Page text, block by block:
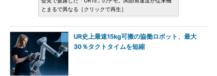
とまるで異なる［クリックで再生］
UR史上最速15kg可搬の協働ロボット、最大
30％タクトタイムを短縮